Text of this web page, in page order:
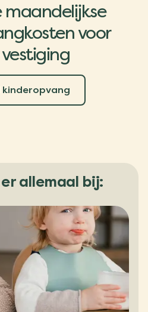
maandelijkse
voor
kinderopvang
allemaal bij: